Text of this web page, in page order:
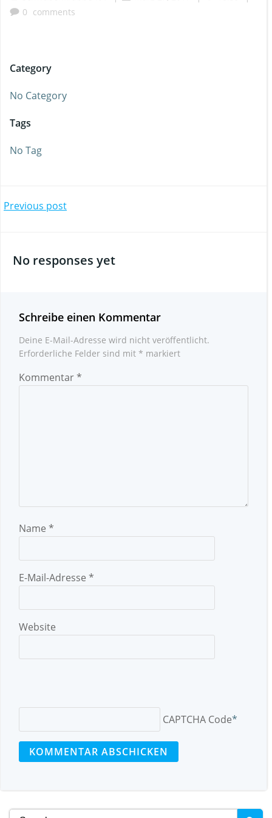
0 comments
Category
No Category
Tags
No Tag
Beitragsnavigation
Previous post
No responses yet
Schreibe einen Kommentar
Deine E-Mail-Adresse wird nicht veröffentlicht.
Erforderliche Felder sind mit * markiert
Kommentar*
Name *
E-Mail-Adresse *
Website
CAPTCHA Code*
Search